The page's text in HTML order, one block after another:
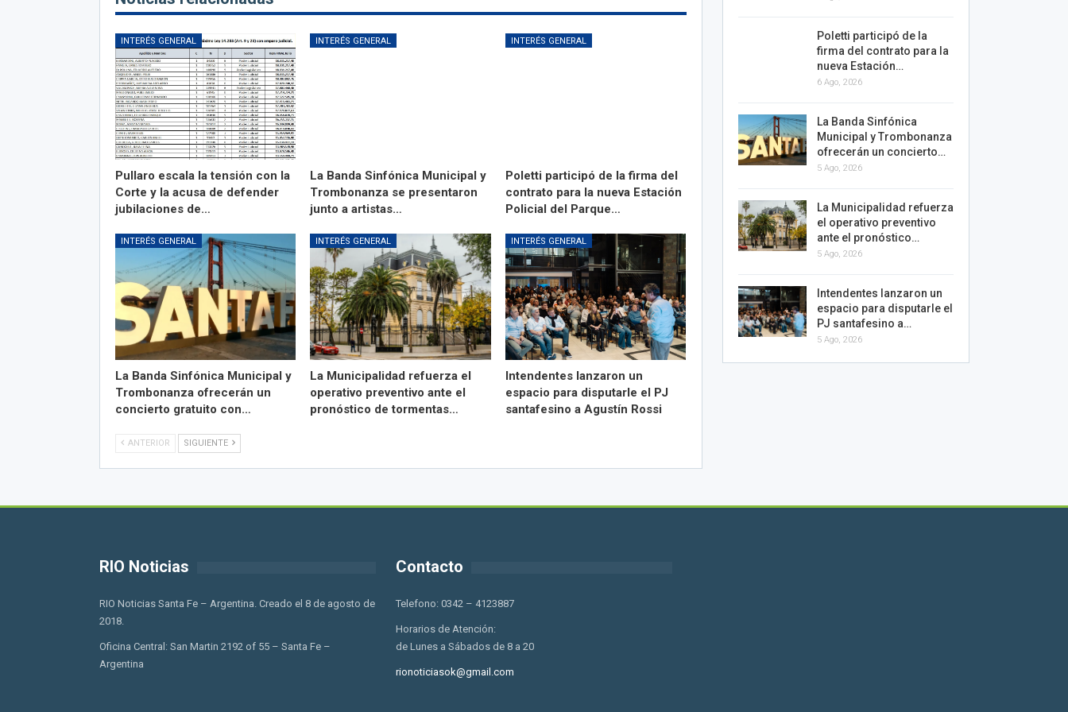
INTERÉS GENERAL
Pullaro escala la tensión con la
Corte y la acusa de defender
jubilaciones de…
INTERÉS GENERAL
La Banda Sinfónica Municipal y
Trombonanza se presentaron
junto a artistas…
INTERÉS GENERAL
Poletti participó de la firma del
contrato para la nueva Estación
Policial del Parque…
INTERÉS GENERAL
La Banda Sinfónica Municipal y
Trombonanza ofrecerán un
concierto gratuito con…
INTERÉS GENERAL
La Municipalidad refuerza el
operativo preventivo ante el
pronóstico de tormentas…
INTERÉS GENERAL
Intendentes lanzaron un
espacio para disputarle el PJ
santafesino a Agustín Rossi
ANTERIOR SIGUIENTE
Poletti participó de la
firma del contrato para la
nueva Estación…
6 Ago, 2026
La Banda Sinfónica
Municipal y Trombonanza
ofrecerán un concierto…
5 Ago, 2026
La Municipalidad refuerza
el operativo preventivo
ante el pronóstico…
5 Ago, 2026
Intendentes lanzaron un
espacio para disputarle el
PJ santafesino a…
5 Ago, 2026
RIO Noticias
RIO Noticias Santa Fe – Argentina. Creado el 8 de agosto de
2018.
Oficina Central: San Martin 2192 of 55 – Santa Fe –
Argentina
Contacto
Telefono: 0342 – 4123887
Horarios de Atención:
de Lunes a Sábados de 8 a 20
rionoticiasok@gmail.com